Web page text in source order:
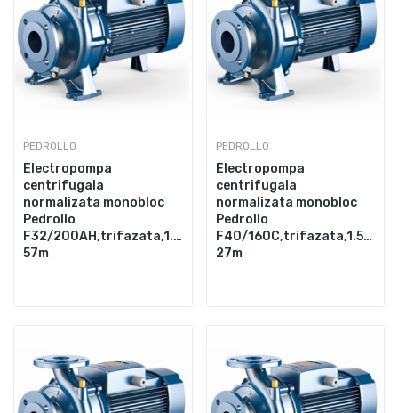
PEDROLLO
Electropompa
centrifugala
normalizata monobloc
Pedrollo
F32/200AH,trifazata,1.25",4000W,320L/min,Hmax.
57m
PEDROLLO
Electropompa
centrifugala
normalizata monobloc
Pedrollo
F40/
27m